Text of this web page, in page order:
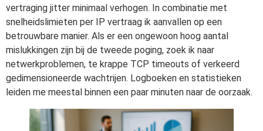
vertraging jitter minimaal verhogen. In combinatie met
snelheidslimieten per IP vertraag ik aanvallen op een
betrouwbare manier. Als er een ongewoon hoog aantal
mislukkingen zijn bij de tweede poging, zoek ik naar
netwerkproblemen, te krappe TCP timeouts of verkeerd
gedimensioneerde wachtrijen. Logboeken en statistieken
leiden me meestal binnen een paar minuten naar de oorzaak.